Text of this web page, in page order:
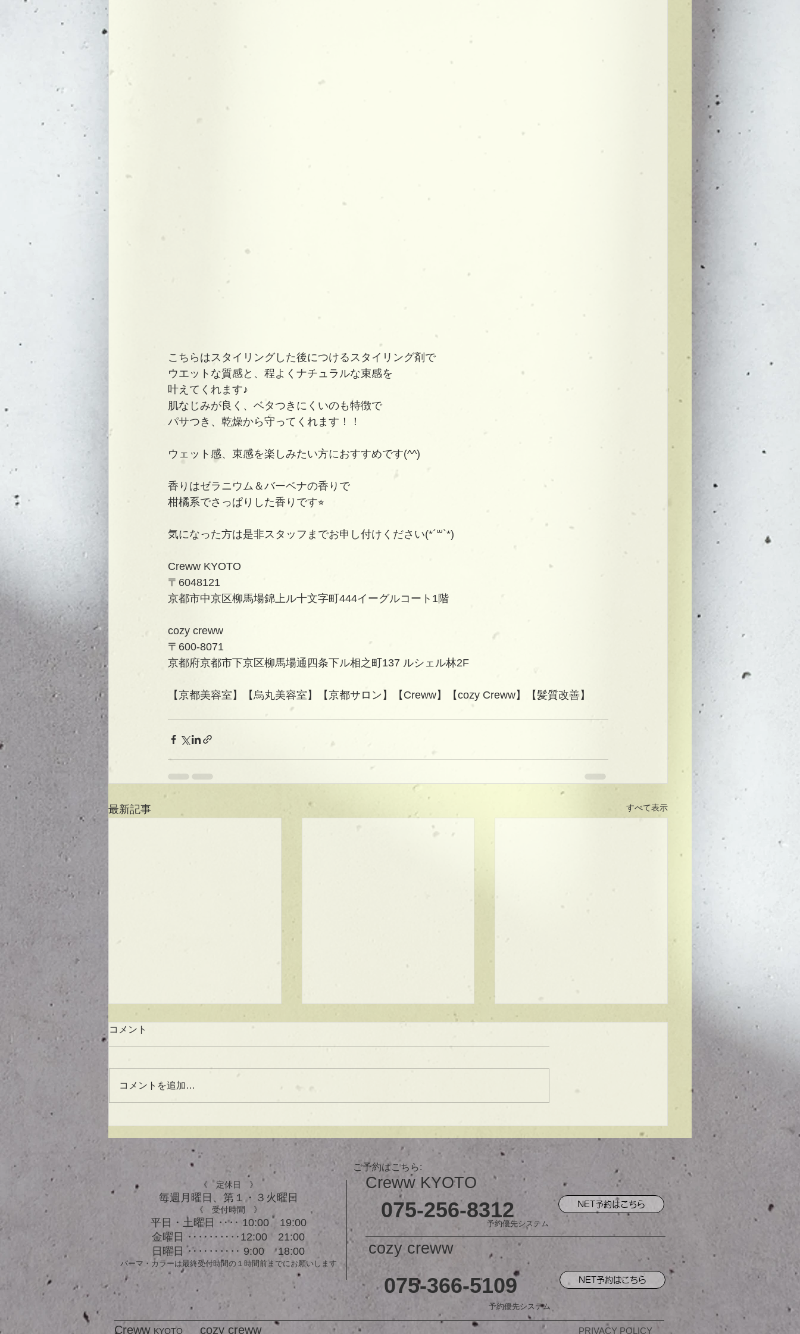
こちらはスタイリングした後につけるスタイリング剤で
ウエットな質感と、程よくナチュラルな束感を
叶えてくれます♪
肌なじみが良く、ベタつきにくいのも特徴で
パサつき、乾燥から守ってくれます！！
ウェット感、束感を楽しみたい方におすすめです(^^)
香りはゼラニウム＆バーベナの香りで
柑橘系でさっぱりした香りです⭐︎
気になった方は是非スタッフまでお申し付けください(*´꒳`*)
Creww KYOTO
〒6048121
京都市中京区柳馬場錦上ル十文字町444イーグルコート1階
cozy creww
〒600-8071
京都府京都市下京区柳馬場通四条下ル相之町137 ルシェル林2F
【京都美容室】【烏丸美容室】【京都サロン】【Creww】【cozy Creww】【髪質改善】
最新記事 すべて表示
バスオイル★
★ラインボブ【ぱつっとボ
で貴方だけのまとまるボブを提供
較的ご予約に空きがあります。
メニューが決まらない方はご相談
クーポンをご活用下さいませ。...
ュ！
コメント
コメントを追加…
ご予約はこちら:
《 定休日 》
毎週月曜日、​第１・３火曜日
《 受付時間 》
平日・土曜日 ‥‥ 10:00 19:00
金曜日 ‥‥‥‥‥12:00 21:00
日曜日 ‥‥‥‥‥ 9:00 18:00
パーマ・カラーは最終受付時間の１時間前までにお願いします
予約優先システム
Creww KYOTO
075-256-8312 NET予約はこちら
cozy creww
075-366-5109 NET予約はこちら
予約優先システム
Creww KYOTO cozy creww PRIVACY POLICY